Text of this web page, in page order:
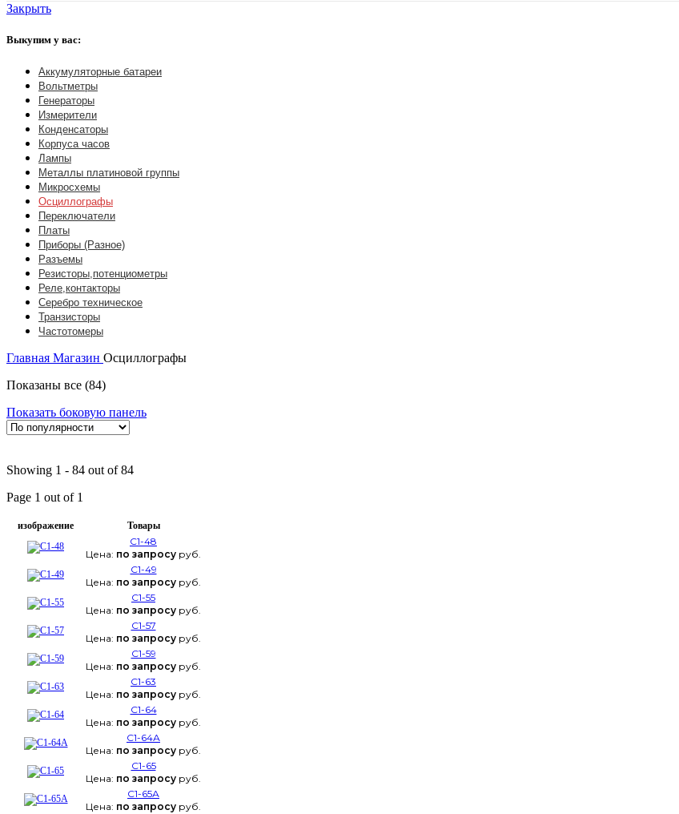
Закрыть
Выкупим у вас:
Аккумуляторные батареи
Вольтметры
Генераторы
Измерители
Конденсаторы
Корпуса часов
Лампы
Металлы платиновой группы
Микросхемы
Осциллографы
Переключатели
Платы
Приборы (Разное)
Разъемы
Резисторы,потенциометры
Реле,контакторы
Серебро техническое
Транзисторы
Частотомеры
Главная Магазин Осциллографы
Показаны все (84)
Показать боковую панель
Showing 1 - 84 out of 84
Page 1 out of 1
изображение Товары
С1-48
Цена: по запросу руб.
С1-49
Цена: по запросу руб.
С1-55
Цена: по запросу руб.
С1-57
Цена: по запросу руб.
С1-59
Цена: по запросу руб.
С1-63
Цена: по запросу руб.
С1-64
Цена: по запросу руб.
С1-64А
Цена: по запросу руб.
С1-65
Цена: по запросу руб.
С1-65А
Цена: по запросу руб.